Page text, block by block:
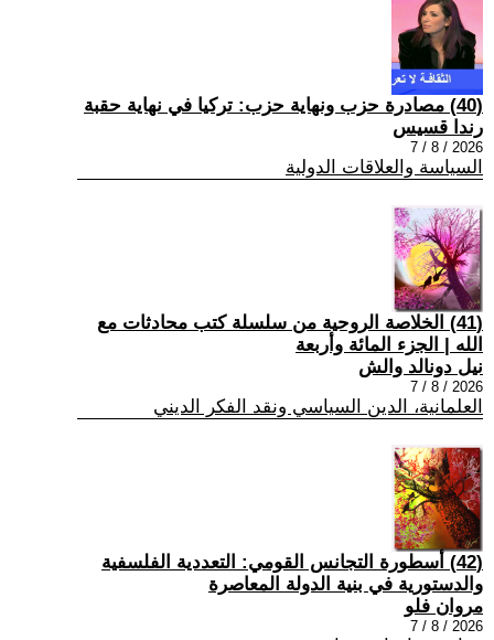
(40) مصادرة حزب ونهاية حزب: تركيا في نهاية حقبة
رندا قسيس
2026 / 8 / 7
السياسة والعلاقات الدولية
(41) الخلاصة الروحية من سلسلة كتب محادثات مع
الله | الجزء المائة وأربعة
نيل دونالد والش
2026 / 8 / 7
العلمانية، الدين السياسي ونقد الفكر الديني
(42) أسطورة التجانس القومي: التعددية الفلسفية
والدستورية في بنية الدولة المعاصرة
مروان فلو
2026 / 8 / 7